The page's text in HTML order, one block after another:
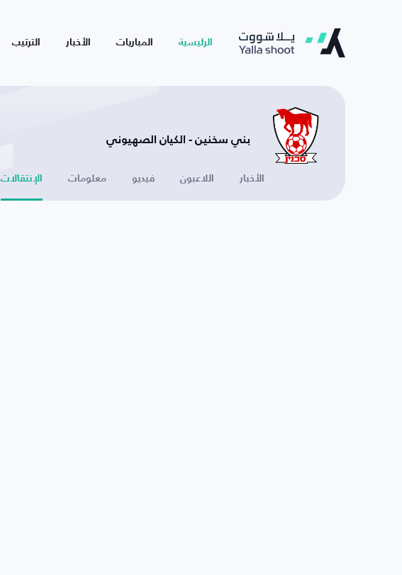
الرئيسية المباريات الأخبار الترتيب
بني سخنين - الكيان الصهيوني
الأخبار اللاعبون فيديو معلومات الإنتقالات